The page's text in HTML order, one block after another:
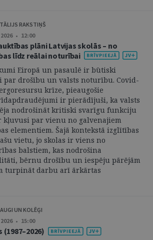
RAKSTIŅŠ
2026 • 12:00
plāni Latvijas skolās – no
līdz reālai noturībai
Eiropā un pasaulē ir būtiski
drošību un valsts noturību. Covid-
krīze, pieaugošie
ir pierādījuši, ka valsts
nodrošināt kritiski svarīgu funkciju
par vienu no galvenajiem
elementiem. Šajā kontekstā izglītības
vietu, jo skolas ir viens no
balstiem, kas nodrošina
bērnu drošību un iespēju pārējām
turpināt darbu arī ārkārtas
UN KOLĒĢI
2026 • 15:00